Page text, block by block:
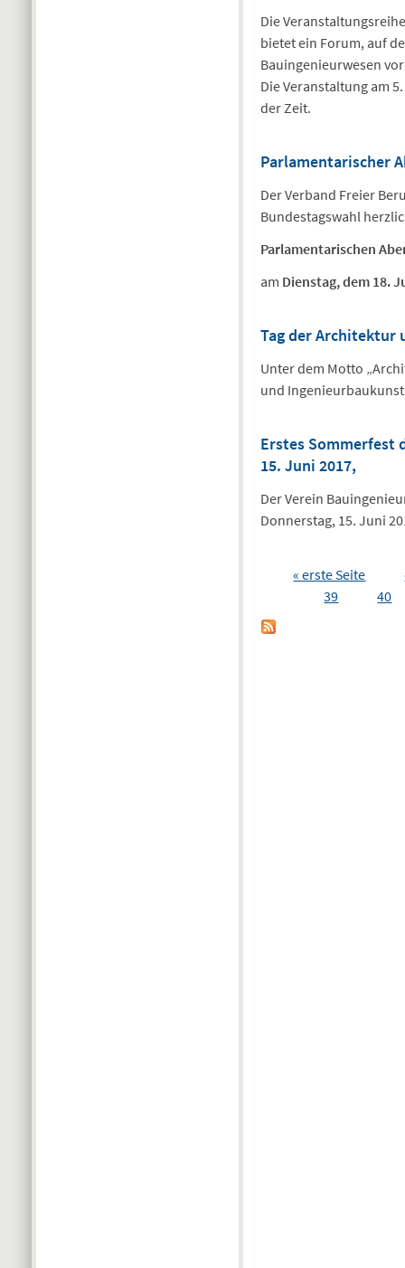
Die
bietet ein Forum, auf
Bauingenieurwesen
Die Veranstaltung am
der Zeit.
Parlamentarischer
Der Verband Freier
Bundestagswahl
Parlamentarischen
am Dienstag, dem 18.
Tag der Architektur
Unter dem Motto
und Ingenieurbaukunst
Erstes Sommerfest
15. Juni 2017,
Der Verein
Donnerstag, 15. Juni
Seiten« erste Seite
39
40